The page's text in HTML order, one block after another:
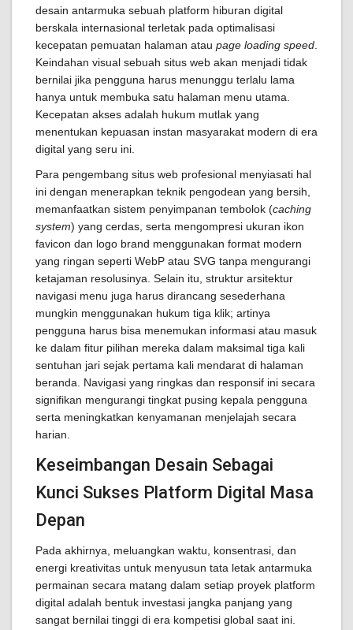
desain antarmuka sebuah platform hiburan digital
berskala internasional terletak pada optimalisasi
kecepatan pemuatan halaman atau page loading speed
Keindahan visual sebuah situs web akan menjadi tidak
bernilai jika pengguna harus menunggu terlalu lama
hanya untuk membuka satu halaman menu utama.
Kecepatan akses adalah hukum mutlak yang
menentukan kepuasan instan masyarakat modern di era
digital yang seru ini.
Para pengembang situs web profesional menyiasati hal
ini dengan menerapkan teknik pengodean yang bersih,
memanfaatkan sistem penyimpanan tembolok (caching
system) yang cerdas, serta mengompresi ukuran ikon
favicon dan logo brand menggunakan format modern
yang ringan seperti WebP atau SVG tanpa mengurangi
ketajaman resolusinya. Selain itu, struktur arsitektur
navigasi menu juga harus dirancang sesederhana
mungkin menggunakan hukum tiga klik; artinya
pengguna harus bisa menemukan informasi atau masuk
ke dalam fitur pilihan mereka dalam maksimal tiga kali
sentuhan jari sejak pertama kali mendarat di halaman
beranda. Navigasi yang ringkas dan responsif ini secara
signifikan mengurangi tingkat pusing kepala pengguna
serta meningkatkan kenyamanan menjelajah secara
harian.
Keseimbangan Desain Sebagai
Kunci Sukses Platform Digital Masa
Depan
Pada akhirnya, meluangkan waktu, konsentrasi, dan
energi kreativitas untuk menyusun tata letak antarmuka
permainan secara matang dalam setiap proyek platform
digital adalah bentuk investasi jangka panjang yang
sangat bernilai tinggi di era kompetisi global saat ini.